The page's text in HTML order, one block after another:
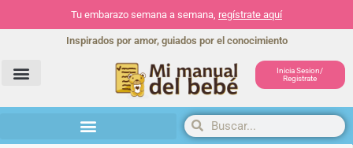
Tu embarazo semana a semana, regístrate aquí
Inspirados por amor, guiados por el conocimiento
Inicia Sesion/
Registrate